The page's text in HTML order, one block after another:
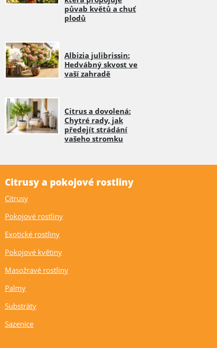
půvab květů a chuť
plodů
Albizia julibrissin:
Hedvábný skvost ve
vaší zahradě
Citrus a dovolená:
Chytré rady, jak
předejít strádání
vašeho stromku
Citrusy a pokojové rostliny
Citrusy
Pokojové rostliny
Exotické rostliny
Pokojové květiny
Masožravé rostliny
Palmy
Substráty
Sazenice